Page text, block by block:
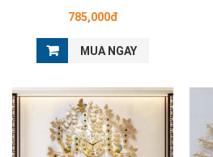
785,000đ
MUA NGAY